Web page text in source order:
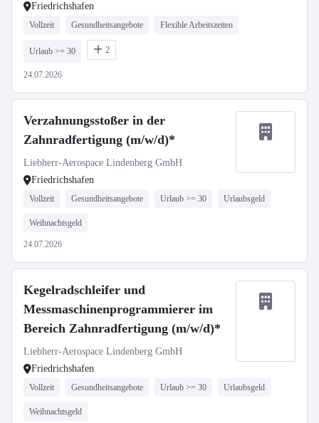
Friedrichshafen
Vollzeit Gesundheitsangebote Flexible Arbeitszeiten
Urlaub >= 30 2
24.07.2026
Verzahnungsstoßer in der
Zahnradfertigung (m/w/d)*
Liebherr-Aerospace Lindenberg GmbH
Friedrichshafen
Vollzeit Gesundheitsangebote Urlaub >= 30 Urlaubsgeld
Weihnachtsgeld
24.07.2026
Kegelradschleifer und
Messmaschinenprogrammierer im
Bereich Zahnradfertigung (m/w/d)*
Liebherr-Aerospace Lindenberg GmbH
Friedrichshafen
Vollzeit Gesundheitsangebote Urlaub >= 30 Urlaubsgeld
Weihnachtsgeld